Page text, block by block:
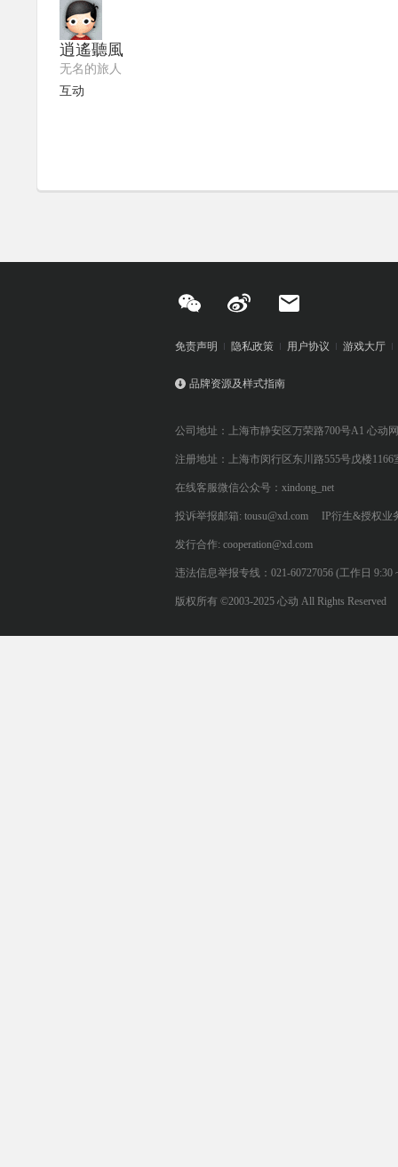
逍遙聽風
无名的旅人
互动
免责声明 隐私政策 用户协议 游戏大厅
品牌资源及样式指南
公司地址：上海市静安区万荣路700号A1 心动
注册地址：上海市闵行区东川路555号戊楼1166
在线客服微信公众号：xindong_net
投诉举报邮箱: tousu@xd.com IP衍生&授权业
发行合作: cooperation@xd.com
违法信息举报专线：021-60727056 (工作日 9:30
版权所有 ©2003-2025 心动 All Rights Reserved